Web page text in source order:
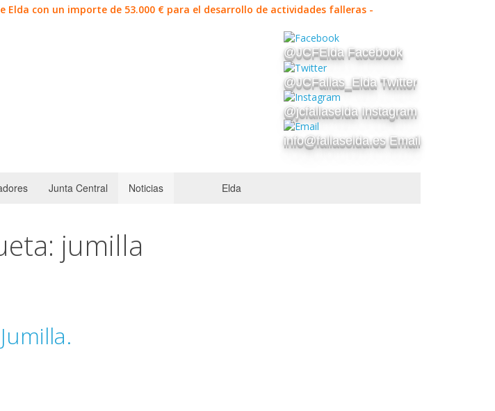
con un importe de 53.000 € para el desarrollo de actividades falleras -
@JCFElda Facebook
@JCFallas_Elda Twitter
@jcfallaselda Instagram
info@fallaselda.es Email
Junta Central Noticias Elda
jumilla